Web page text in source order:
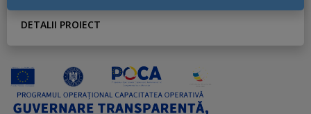
DETALII PROIECT